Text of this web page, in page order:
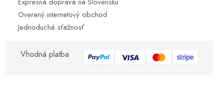
Overený internetový obchod
Jednoduchá sťažnosť
Vhodná platba